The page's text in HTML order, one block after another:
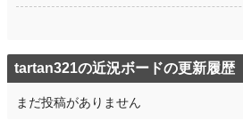
tartan321の近況ボードの更新履歴
まだ投稿がありません